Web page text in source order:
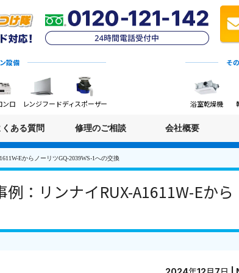
設備
ンロ レンジフードディスポーザー
そ
浴室乾燥機
くある質問 修理のご相談 会社概要
EからノーリツGQ-2039WS-1への交換
：リンナイRUX-A1611W-Eから